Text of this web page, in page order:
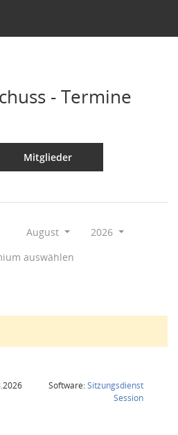
- Termine
Mitglieder
August
2026
auswählen
Software:Sitzungsdienst
Session(Wird in